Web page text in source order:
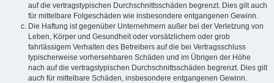
auf die vertragstypischen Durchschnittsschäden begrenzt. Dies gilt auch
für mittelbare Folgeschäden wie insbesondere entgangenen Gewinn.
Die Haftung ist gegenüber Unternehmern außer bei der Verletzung von
Leben, Körper und Gesundheit oder vorsätzlichem oder grob
fahrlässigem Verhalten des Betreibers auf die bei Vertragsschluss
typischerweise vorhersehbaren Schäden und im Übrigen der Höhe
nach auf die vertragstypischen Durchschnittsschäden begrenzt. Dies gilt
auch für mittelbare Schäden, insbesondere entgangenen Gewinn.